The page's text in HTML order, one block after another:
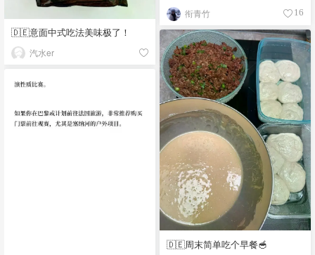
衔青竹 16
🇩🇪意面中式吃法美味极了！
汽水er
🇩🇪周末简单吃个早餐🥣